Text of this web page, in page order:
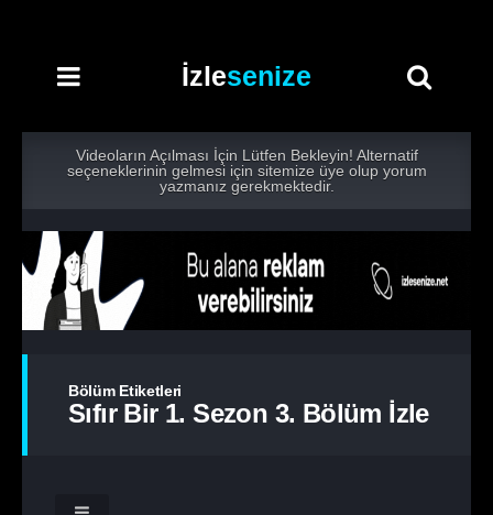
İzlesenize
Videoların Açılması İçin Lütfen Bekleyin! Alternatif
seçeneklerinin gelmesi için sitemize üye olup yorum
yazmanız gerekmektedir.
Bölüm Etiketleri
Sıfır Bir 1. Sezon 3. Bölüm İzle